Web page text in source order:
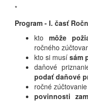
*
Program - I. časť
ktomôže
ročného
kto si musí sám
daňové
podať daňové
ročné
povinnosti